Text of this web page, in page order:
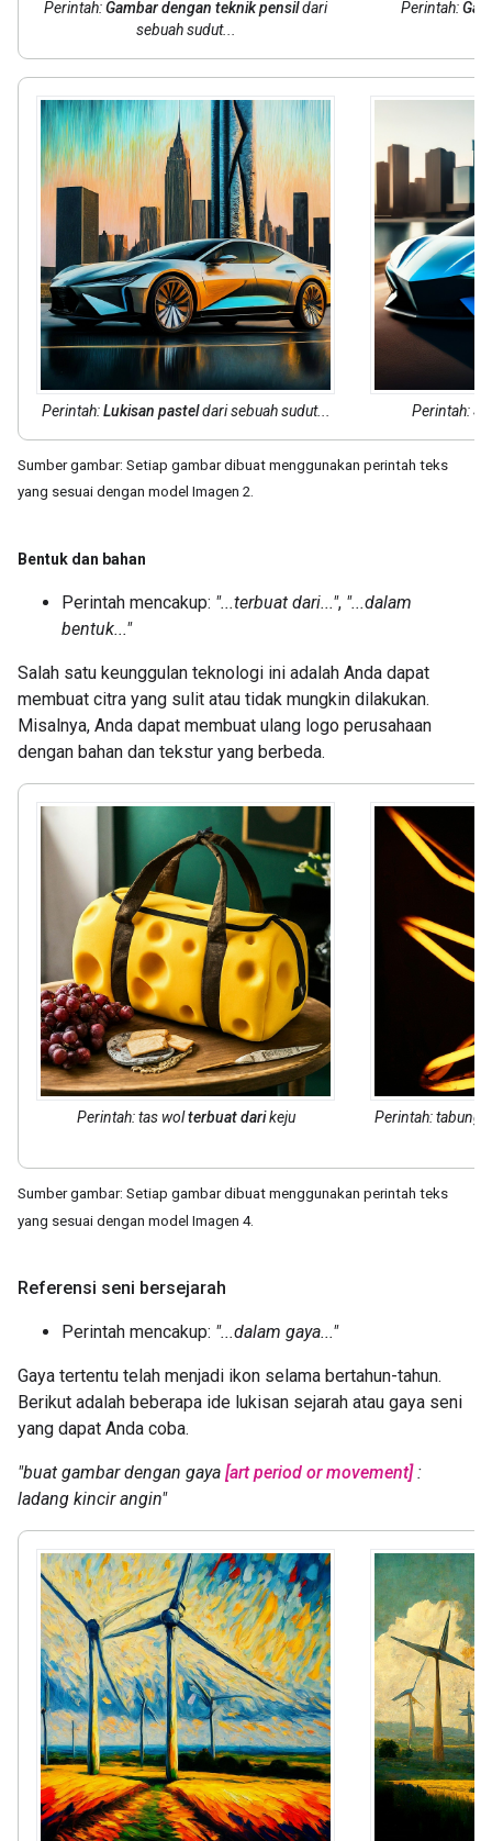
Perintah:Gambar dengan teknik pensildari
sebuah sudut...
Perintah:
Perintah:Lukisan pasteldari sebuah sudut... Perintah:
Sumber gambar: Setiap gambar dibuat menggunakan perintah teks
yang sesuai dengan model Imagen 2.
Bentuk dan bahan
Perintah mencakup: "...terbuat dari...", "...dalam
bentuk..."
Salah satu keunggulan teknologi ini adalah Anda dapat
membuat citra yang sulit atau tidak mungkin dilakukan.
Misalnya, Anda dapat membuat ulang logo perusahaan
dengan bahan dan tekstur yang berbeda.
Perintah: tas wolterbuat darikeju Perintah: tabung
Sumber gambar: Setiap gambar dibuat menggunakan perintah teks
yang sesuai dengan model Imagen 4.
Referensi seni bersejarah
Perintah mencakup: "...dalam gaya..."
Gaya tertentu telah menjadi ikon selama bertahun-tahun.
Berikut adalah beberapa ide lukisan sejarah atau gaya seni
yang dapat Anda coba.
"buat gambar dengan gaya [art period or movement]:
ladang kincir angin"